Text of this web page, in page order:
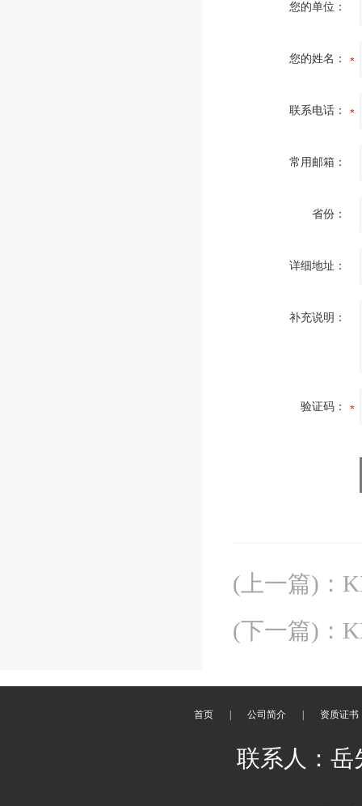
您的单位：
您的姓名：
联系电话：
常用邮箱：
省份：
详细地址：
补充说明：
验证码：
(上一篇) ：
(下一篇) ：
首页 公司简介 资质证书
联系人：岳